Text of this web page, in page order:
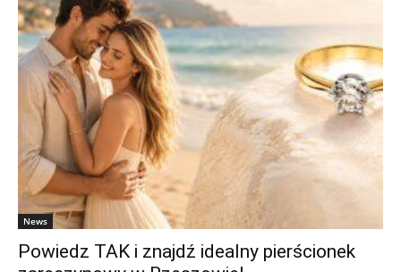
News
Powiedz TAK i znajdź idealny pierścionek